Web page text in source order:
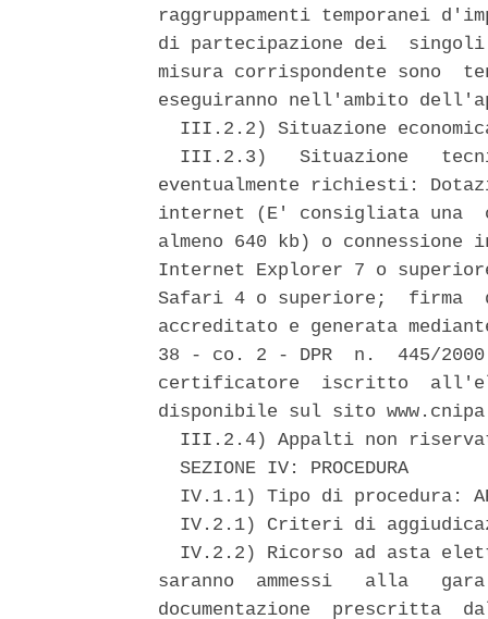
raggruppamenti temporanei
di partecipazione dei
misura corrispondente sono
eseguiranno nell'ambito
III.2.2) Situazione
III.2.3)   Situazione
eventualmente richiesti:
internet (E' consigliata una
almeno 640 kb) o
Internet Explorer 7 o
Safari 4 o superiore;
accreditato e generata
38 - co. 2 - DPR  n.  445/
certificatore  iscritto
disponibile sul sito
III.2.4) Appalti non
  SEZIONE IV: PROCEDURA
IV.1.1) Tipo di procedura:
IV.2.1) Criteri di
IV.2.2) Ricorso ad asta
saranno  ammessi   alla
documentazione  prescritta